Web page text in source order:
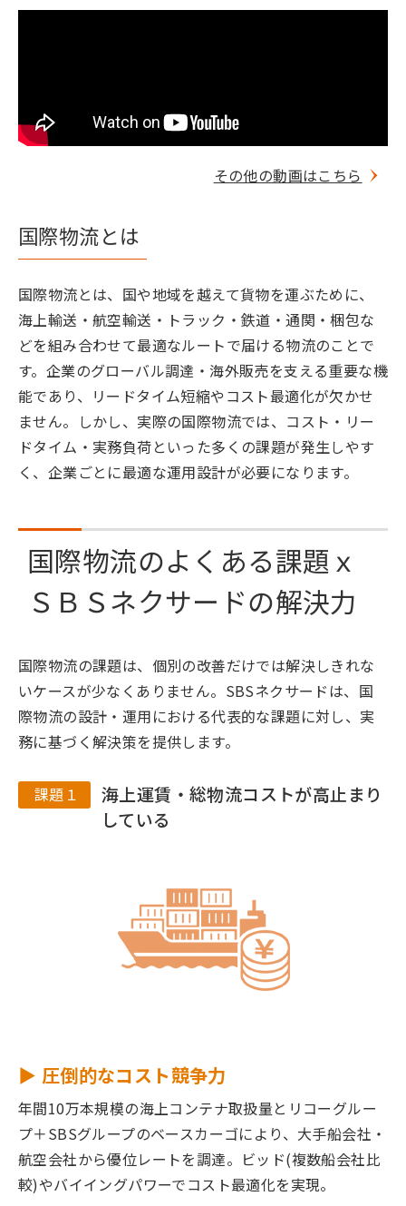
その他の動画はこちら
国際物流とは
国際物流とは、国や地域を越えて貨物を運ぶために、
海上輸送・航空輸送・トラック・鉄道・通関・梱包な
どを組み合わせて最適なルートで届ける物流のことで
す。企業のグローバル調達・海外販売を支える重要な機
能であり、リードタイム短縮やコスト最適化が欠かせ
ません。しかし、実際の国際物流では、コスト・リー
ドタイム・実務負荷といった多くの課題が発生しやす
く、企業ごとに最適な運用設計が必要になります。
国際物流のよくある課題ｘ
ＳＢＳネクサードの解決力
国際物流の課題は、個別の改善だけでは解決しきれな
いケースが少なくありません。SBSネクサードは、国
際物流の設計・運用における代表的な課題に対し、実
務に基づく解決策を提供します。
課題１
海上運賃・総物流コストが高止まり
している
▶ 圧倒的なコスト競争力
年間10万本規模の海上コンテナ取扱量とリコーグルー
プ＋SBSグループのベースカーゴにより、大手船会社・
航空会社から優位レートを調達。ビッド(複数船会社比
較)やバイイングパワーでコスト最適化を実現。